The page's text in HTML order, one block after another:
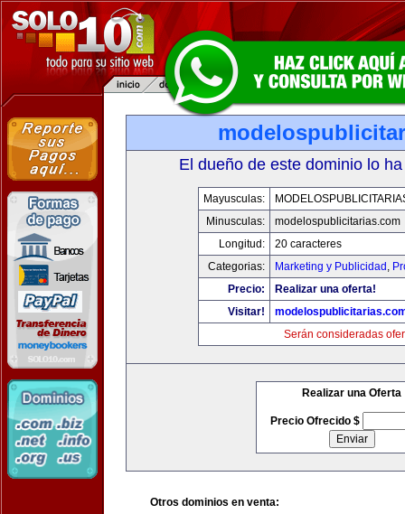
El dueño de este dominio lo
Mayusculas:
Minusculas:
modelospublicitarias.com
Longitud:
20 caracteres
Categorias:
Marketing y Publicidad ,
Precio:
Realizar una oferta!
Visitar!
Serán consideradas
Realizar una Oferta
Precio Ofrecido $
Otros dominios en venta: